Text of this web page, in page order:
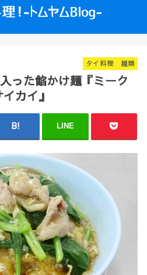
タイ料理 麺類
った餡かけ麺『ミーク
カイ』
LINE